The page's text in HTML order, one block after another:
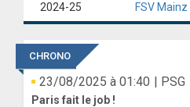
ITALIE
2024-25 FSV Mainz
CHRONO
23/08/2025 à 01:40 | PSG
Paris fait le job !